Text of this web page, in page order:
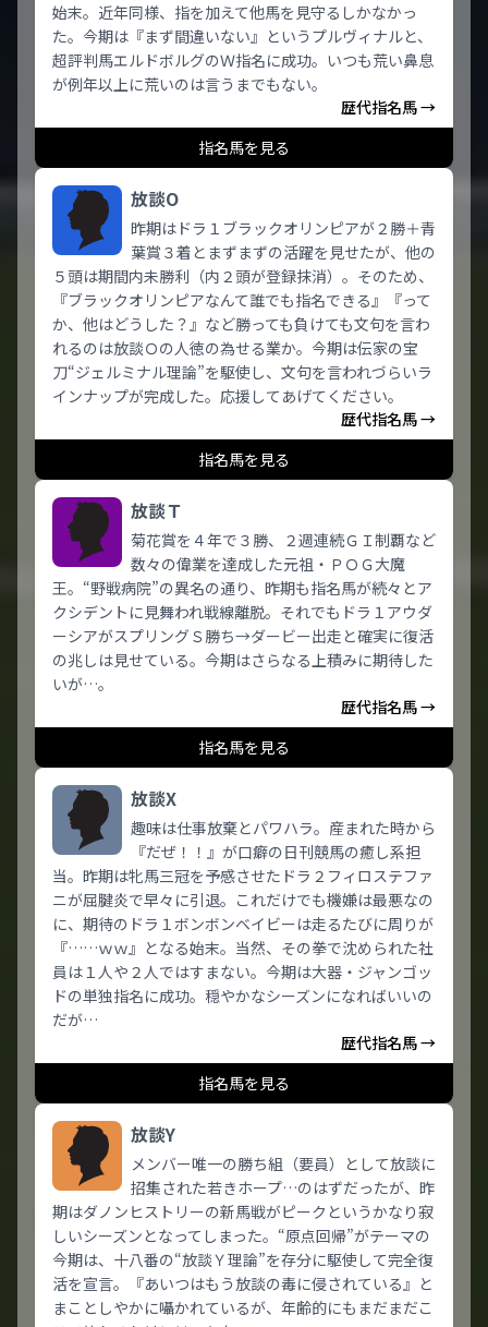
始末。近年同様、指を加えて他馬を見守るしかなかっ
た。今期は『まず間違いない』というプルヴィナルと、
超評判馬エルドボルグのＷ指名に成功。いつも荒い鼻息
が例年以上に荒いのは言うまでもない。
歴代指名馬 →
指名馬を見る
放談O
昨期はドラ１ブラックオリンピアが２勝＋青
葉賞３着とまずまずの活躍を見せたが、他の
５頭は期間内未勝利（内２頭が登録抹消）。そのため、
『ブラックオリンピアなんて誰でも指名できる』『って
か、他はどうした？』など勝っても負けても文句を言わ
れるのは放談Ｏの人徳の為せる業か。今期は伝家の宝
刀“ジェルミナル理論”を駆使し、文句を言われづらいラ
インナップが完成した。応援してあげてください。
歴代指名馬 →
指名馬を見る
放談Ｔ
菊花賞を４年で３勝、２週連続ＧＩ制覇など
数々の偉業を達成した元祖・ＰＯＧ大魔
王。“野戦病院”の異名の通り、昨期も指名馬が続々とア
クシデントに見舞われ戦線離脱。それでもドラ１アウダ
ーシアがスプリングＳ勝ち→ダービー出走と確実に復活
の兆しは見せている。今期はさらなる上積みに期待した
いが…。
歴代指名馬 →
指名馬を見る
放談X
趣味は仕事放棄とパワハラ。産まれた時から
『だぜ！！』が口癖の日刊競馬の癒し系担
当。昨期は牝馬三冠を予感させたドラ２フィロステファ
ニが屈腱炎で早々に引退。これだけでも機嫌は最悪なの
に、期待のドラ１ボンボンベイビーは走るたびに周りが
『……ｗｗ』となる始末。当然、その拳で沈められた社
員は１人や２人ではすまない。今期は大器・ジャンゴッ
ドの単独指名に成功。穏やかなシーズンになればいいの
だが…
歴代指名馬 →
指名馬を見る
放談Y
メンバー唯一の勝ち組（要員）として放談に
招集された若きホープ…のはずだったが、昨
期はダノンヒストリーの新馬戦がピークというかなり寂
しいシーズンとなってしまった。“原点回帰”がテーマの
今期は、十八番の“放談Ｙ理論”を存分に駆使して完全復
活を宣言。『あいつはもう放談の毒に侵されている』と
まことしやかに囁かれているが、年齢的にもまだまだこ